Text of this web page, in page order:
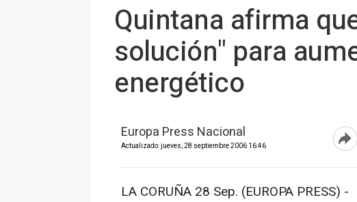
Quintana afirma
solución" para
energético
Europa Press Nacional
Actualizado: jueves, 28 septiembre 2006 16:46
LA CORUÑA 28 Sep. (EUROPA PRESS) -